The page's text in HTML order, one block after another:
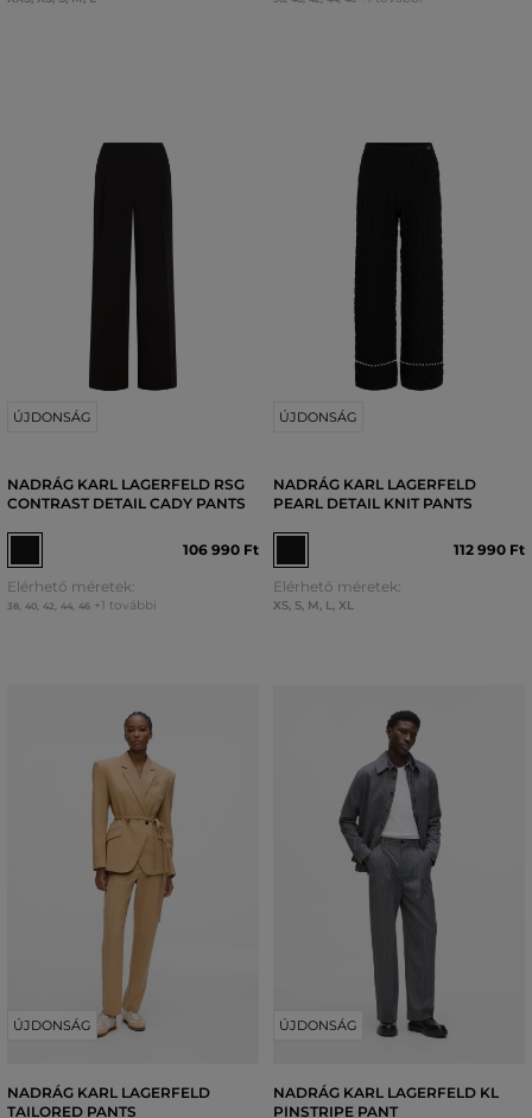
ÚJDONSÁG
NADRÁG KARL LAGERFELD RSG
CONTRAST DETAIL CADY PANTS
106 990 Ft
Elérhető méretek:
38, 40, 42 44, 46 +1 további
ÚJDONSÁG
NADRÁG KARL LAGERFELD
PEARL DETAIL KNIT PANTS
112 990 Ft
Elérhető méretek:
XS, S, M, L, XL
ÚJDONSÁG
NADRÁG KARL LAGERFELD
TAILORED PANTS
ÚJDONSÁG
NADRÁG KARL LAGERFELD KL
PINSTRIPE PANT